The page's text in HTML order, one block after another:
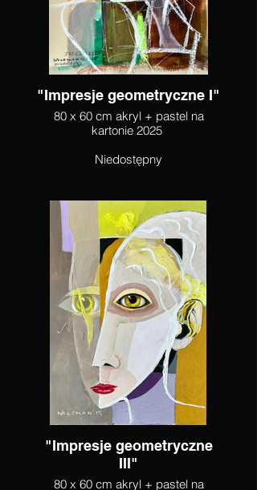
"Impresje geometryczne I"
80 x 60 cm akryl + pastel na
kartonie 2025
Niedostępny
"Impresje geometryczne
III"
80 x 60 cm akryl + pastel na